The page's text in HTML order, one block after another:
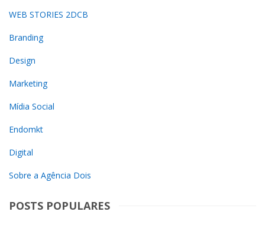
WEB STORIES 2DCB
Branding
Design
Marketing
Mídia Social
Endomkt
Digital
Sobre a Agência Dois
POSTS POPULARES